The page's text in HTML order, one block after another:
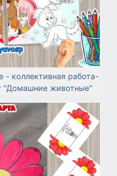
коллективная работа-
"Домашние животные"